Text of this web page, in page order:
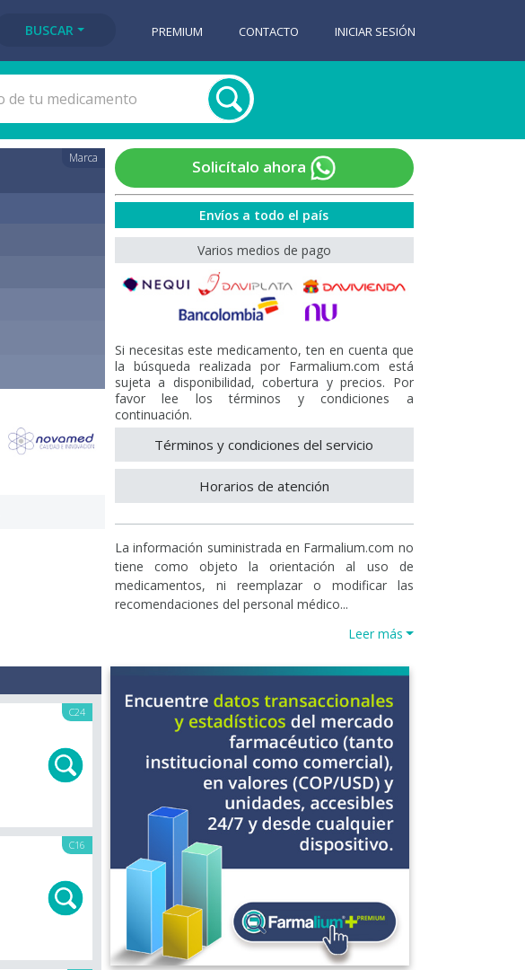
BUSCAR PREMIUM CONTACTO INICIAR SESIÓN
Marca Solicítalo ahora
Envíos a todo el país
Varios medios de pago
Si necesitas este medicamento, ten en cuenta que
la búsqueda realizada por Farmalium.com está
sujeta a disponibilidad, cobertura y precios. Por
favor lee los términos y condiciones a
continuación.
Términos y condiciones del servicio
Horarios de atención
La información suministrada en Farmalium.com no
tiene como objeto la orientación al uso de
medicamentos, ni reemplazar o modificar las
recomendaciones del personal médico...
Leer más
C24
C16